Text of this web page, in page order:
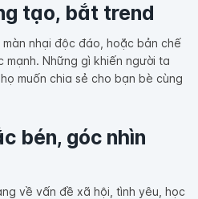
tạo, bắt trend
nhại độc đáo, hoặc bản chế
Những gì khiến người ta
muốn chia sẻ cho bạn bè cùng
bén, góc nhìn
về vấn đề xã hội, tình yêu, học